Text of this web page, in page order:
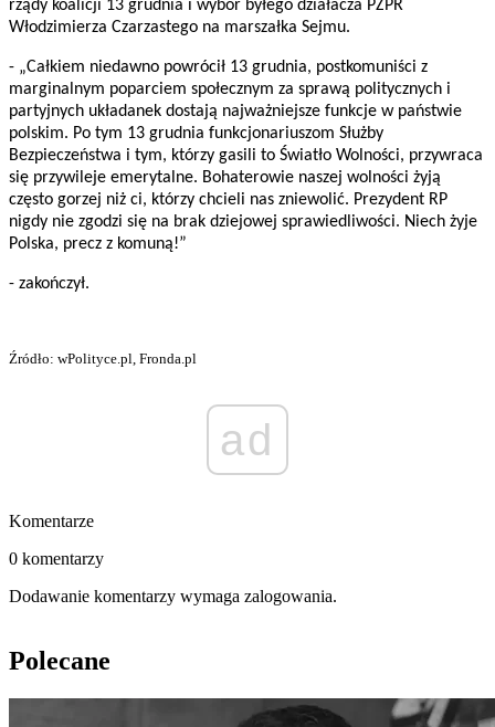
rządy koalicji 13 grudnia i wybór byłego działacza PZPR
Włodzimierza Czarzastego na marszałka Sejmu.
- „Całkiem niedawno powrócił 13 grudnia, postkomuniści z
marginalnym poparciem społecznym za sprawą politycznych i
partyjnych układanek dostają najważniejsze funkcje w państwie
polskim. Po tym 13 grudnia funkcjonariuszom Służby
Bezpieczeństwa i tym, którzy gasili to Światło Wolności, przywraca
się przywileje emerytalne. Bohaterowie naszej wolności żyją
często gorzej niż ci, którzy chcieli nas zniewolić. Prezydent RP
nigdy nie zgodzi się na brak dziejowej sprawiedliwości. Niech żyje
Polska, precz z komuną!”
- zakończył.
Źródło: wPolityce.pl, Fronda.pl
ad
Komentarze
0 komentarzy
Dodawanie komentarzy wymaga zalogowania.
Polecane